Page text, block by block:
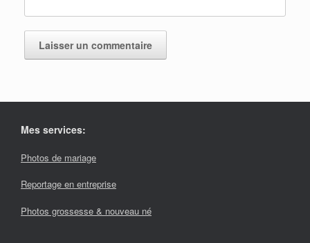
Mes services:
Photos de mariage
Reportage en entreprise
Photos grossesse & nouveau né